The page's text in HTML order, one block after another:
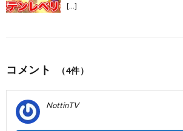
[…]
コメント （4件）
NottinTV